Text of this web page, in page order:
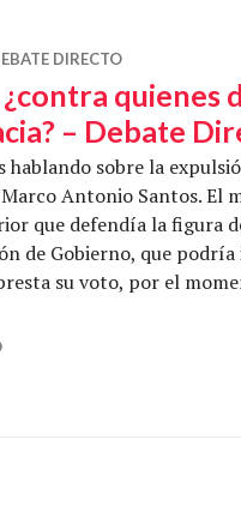
DIRECTO
quienes
– Debate
hablando sobre la
Antonio Santos. El
que defendía la figura
de Gobierno, que podría
su voto, por el
¿contra quienes